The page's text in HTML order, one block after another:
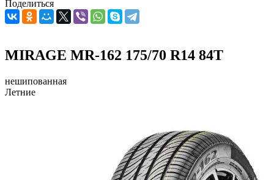
Поделиться
MIRAGE MR-162 175/70 R14 84T
нешипованная
Летние